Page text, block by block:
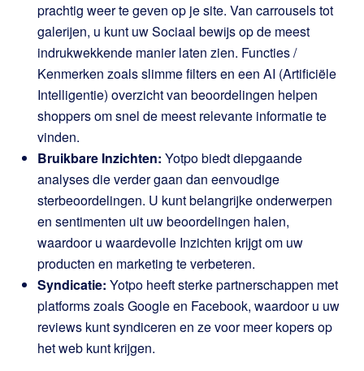
prachtig weer te geven op je site. Van carrousels tot
galerijen, u kunt uw Sociaal bewijs op de meest
indrukwekkende manier laten zien. Functies /
Kenmerken zoals slimme filters en een AI (Artificiële
Intelligentie) overzicht van beoordelingen helpen
shoppers om snel de meest relevante informatie te
vinden.
Bruikbare Inzichten: Yotpo biedt diepgaande
analyses die verder gaan dan eenvoudige
sterbeoordelingen. U kunt belangrijke onderwerpen
en sentimenten uit uw beoordelingen halen,
waardoor u waardevolle Inzichten krijgt om uw
producten en marketing te verbeteren.
Syndicatie: Yotpo heeft sterke partnerschappen met
platforms zoals Google en Facebook, waardoor u uw
reviews kunt syndiceren en ze voor meer kopers op
het web kunt krijgen.